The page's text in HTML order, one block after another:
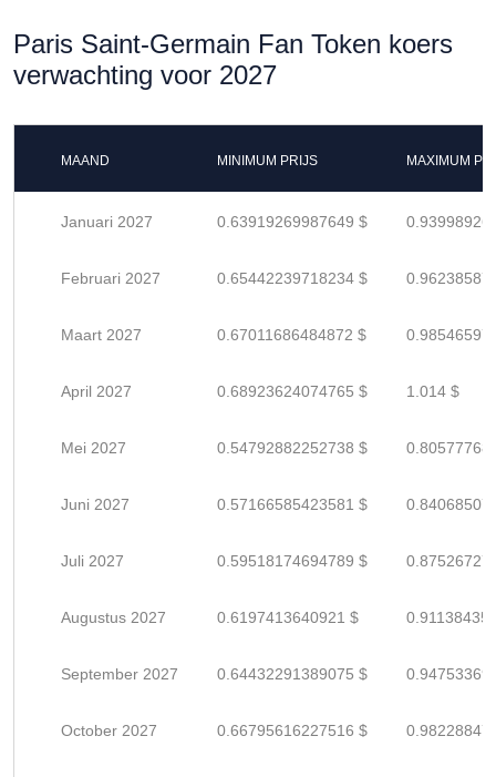
Paris Saint-Germain Fan Token koers
verwachting voor 2027
MAAND MINIMUM PRIJS MAXIMUM
Januari 2027 0.63919269987649 $
Februari 2027 0.65442239718234 $
Maart 2027 0.67011686484872 $
April 2027 0.68923624074765 $ 1.014 $
Mei 2027 0.54792882252738 $
Juni 2027 0.57166585423581 $
Juli 2027 0.59518174694789 $
Augustus 2027 0.6197413640921 $
September 2027 0.64432291389075 $
October 2027 0.66795616227516 $